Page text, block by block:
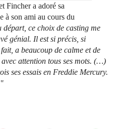
Fincher a adoré sa
à son ami au cours du
départ, ce choix de casting me
génial. Il est si précis, si
a beaucoup de calme et de
attention tous ses mots. (…)
ses essais en Freddie Mercury.